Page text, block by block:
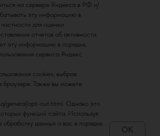
на сервере Яндекса в РФ и/
эту информацию в
для оценки
отчетов об активности
эту информацию в порядке,
сервиса Яндекс
cookies, выбрав
браузере. Также вы можете
general/opt-out.html. Однако это
функций сайта. Используя
обработку данных о вас в порядке
OK
Немецкие вина
ЧРЕЗМЕРНОЕ
АЛКОГОЛЯ ВРЕДИТ ВАШЕМУ